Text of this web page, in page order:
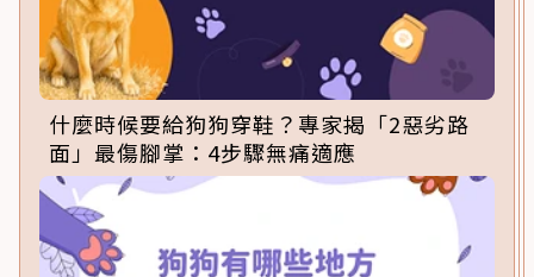
什麼時候要給狗狗穿鞋？專家揭「2惡劣路
面」最傷腳掌：4步驟無痛適應